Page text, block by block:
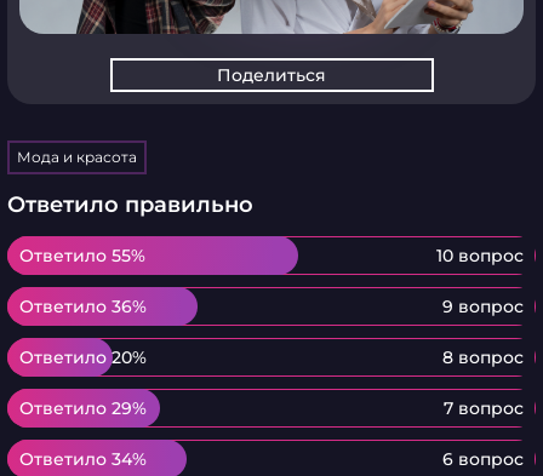
Поделиться
Мода и красота
Ответило правильно
Ответило 55% 10 вопрос
Ответило 55%
Ответило 36% 9 вопрос
Ответило 36%
Ответило 20% 8 вопрос
Ответило 20%
Ответило 29% 7 вопрос
Ответило 29%
Ответило 34% 6 вопрос
Ответило 34%